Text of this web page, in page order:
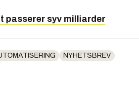
passerer syv milliarder
NYHETSBREV